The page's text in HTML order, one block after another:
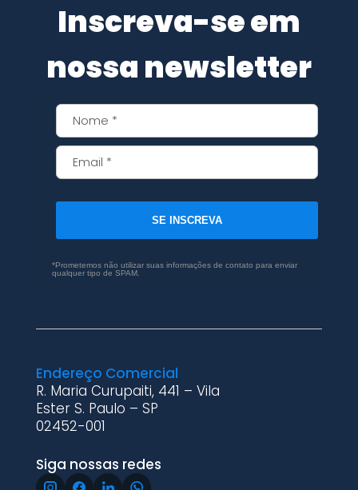
Inscreva-se em
nossa newsletter
SE INSCREVA
*Prometemos não utilizar suas informações de contato para enviar
qualquer tipo de SPAM.
Endereço Comercial
R. Maria Curupaiti, 441 – Vila
Ester S. Paulo – SP
02452-001
Siga nossas redes